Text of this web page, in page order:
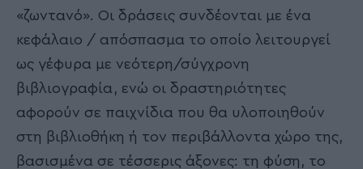
«ζωντανό». Οι δράσεις συνδέονται με ένα
κεφάλαιο / απόσπασμα το οποίο λειτουργεί
ως γέφυρα με νεότερη/σύγχρονη
βιβλιογραφία, ενώ οι δραστηριότητες
αφορούν σε παιχνίδια που θα υλοποιηθούν
στη βιβλιοθήκη ή τον περιβάλλοντα χώρο της,
βασισμένα σε τέσσερις άξονες: τη φύση, το